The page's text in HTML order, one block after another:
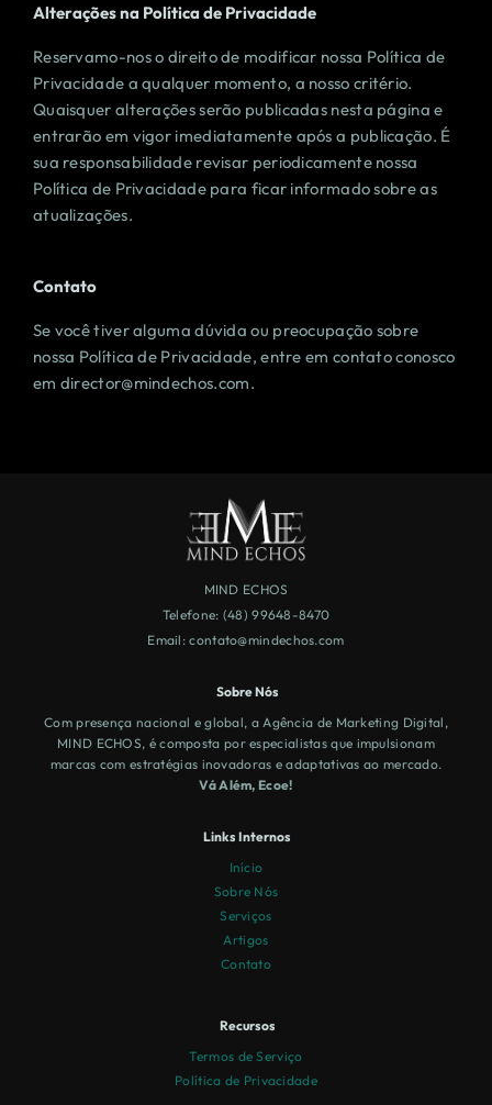
Alterações na Política de Privacidade
Reservamo-nos o direito de modificar nossa Política de
Privacidade a qualquer momento, a nosso critério.
Quaisquer alterações serão publicadas nesta página e
entrarão em vigor imediatamente após a publicação. É
sua responsabilidade revisar periodicamente nossa
Política de Privacidade para ficar informado sobre as
atualizações.
Contato
Se você tiver alguma dúvida ou preocupação sobre
nossa Política de Privacidade, entre em contato conosco
em director@mindechos.com.
MIND ECHOS
Telefone: (48) 99648-8470
Email:contato@mindechos.com
Sobre Nós
Com presença nacional e global, a Agência de Marketing Digital,
MIND ECHOS, é composta por especialistas que impulsionam
marcas com estratégias inovadoras e adaptativas ao mercado.
Vá Além, Ecoe!
Links Internos
Início
Sobre Nós
Serviços
Artigos
Contato
Recursos
Termos de Serviço
Política de Privacidade